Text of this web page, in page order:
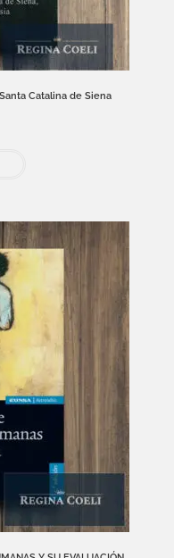
Catalina de Siena